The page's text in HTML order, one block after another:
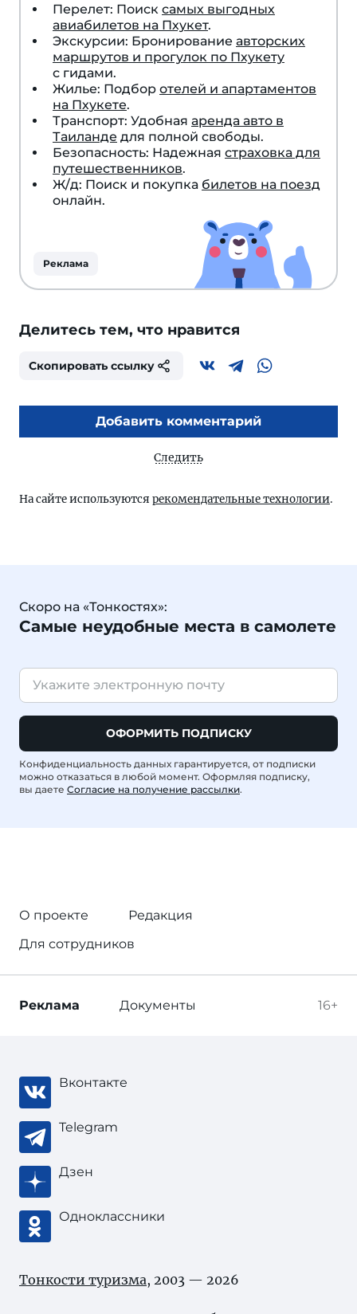
Перелет: Поиск самых выгодных
авиабилетов на Пхукет.
Экскурсии: Бронирование авторских
маршрутов и прогулок по Пхукету
с гидами.
Жилье: Подбор отелей и апартаментов
на Пхукете.
Транспорт: Удобная аренда авто в
Таиланде для полной свободы.
Безопасность: Надежная страховка для
путешественников.
Ж/д: Поиск и покупка билетов на поезд
онлайн.
Реклама
Делитесь тем, что нравится
Скопировать ссылку
Добавить комментарий
Следить
На сайте используются рекомендательные технологии.
Скоро на «Тонкостях»:
Самые неудобные места в самолете
ОФОРМИТЬ ПОДПИСКУ
Конфиденциальность данных гарантируется, от подписки
можно отказаться в любой момент. Оформляя подписку,
вы даете Согласие на получение рассылки.
О проекте
Редакция
Для сотрудников
16+
Реклама Документы
Вконтакте
Telegram
Дзен
Одноклассники
Тонкости туризма, 2003 — 2026